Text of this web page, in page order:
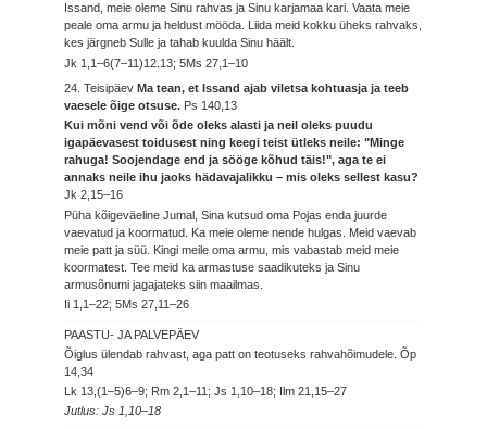
Issand, meie oleme Sinu rahvas ja Sinu karjamaa kari. Vaata meie
peale oma armu ja heldust mööda. Liida meid kokku üheks rahvaks,
kes järgneb Sulle ja tahab kuulda Sinu häält.
Jk 1,1–6(7–11)12.13; 5Ms 27,1–10
24. Teisipäev Ma tean, et Issand ajab viletsa kohtuasja ja teeb
vaesele õige otsuse. Ps 140,13
Kui mõni vend või õde oleks alasti ja neil oleks puudu
igapäevasest toidusest ning keegi teist ütleks neile: "Minge
rahuga! Soojendage end ja sööge kõhud täis!", aga te ei
annaks neile ihu jaoks hädavajalikku – mis oleks sellest kasu?
Jk 2,15–16
Püha kõigeväeline Jumal, Sina kutsud oma Pojas enda juurde
vaevatud ja koormatud. Ka meie oleme nende hulgas. Meid vaevab
meie patt ja süü. Kingi meile oma armu, mis vabastab meid meie
koormatest. Tee meid ka armastuse saadikuteks ja Sinu
armusõnumi jagajateks siin maailmas.
Ii 1,1–22; 5Ms 27,11–26
PAASTU- JA PALVEPÄEV
Õiglus ülendab rahvast, aga patt on teotuseks rahvahõimudele.Õp
14,34
Lk 13,(1–5)6–9; Rm 2,1–11; Js 1,10–18; Ilm 21,15–27
Jutlus: Js 1,10–18